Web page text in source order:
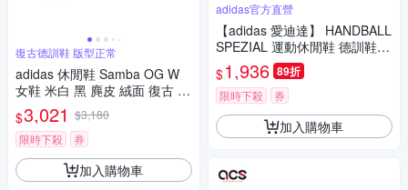
復古德訓鞋 版型正常
adidas 休閒鞋 Samba OG W
女鞋 米白 黑 麂皮 絨面 復古 德
訓鞋 愛迪達 ID0478
$3,021 $3,180
限時下殺
券
加入購物車
adidas官方直營
【adidas 愛迪達】 HANDBALL
SPEZIAL 運動休閒鞋 德訓鞋
女鞋 - Originals IE3699
$1,936 89折
限時下殺 券
加入購物車